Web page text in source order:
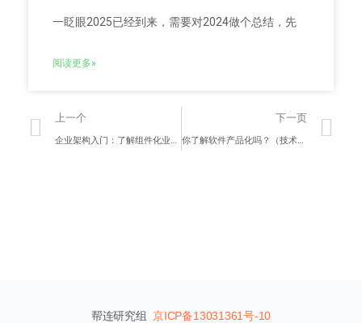
一眨眼2025已经到来，需要对2024做个总结，先
阅读更多»
上一个
企业架构入门：了解组件化业务模型（CBM）
下一页
你了解软件产品化吗？（技术型企业商业模式发展五阶段）
帮连研究组京ICP备13031361号-10